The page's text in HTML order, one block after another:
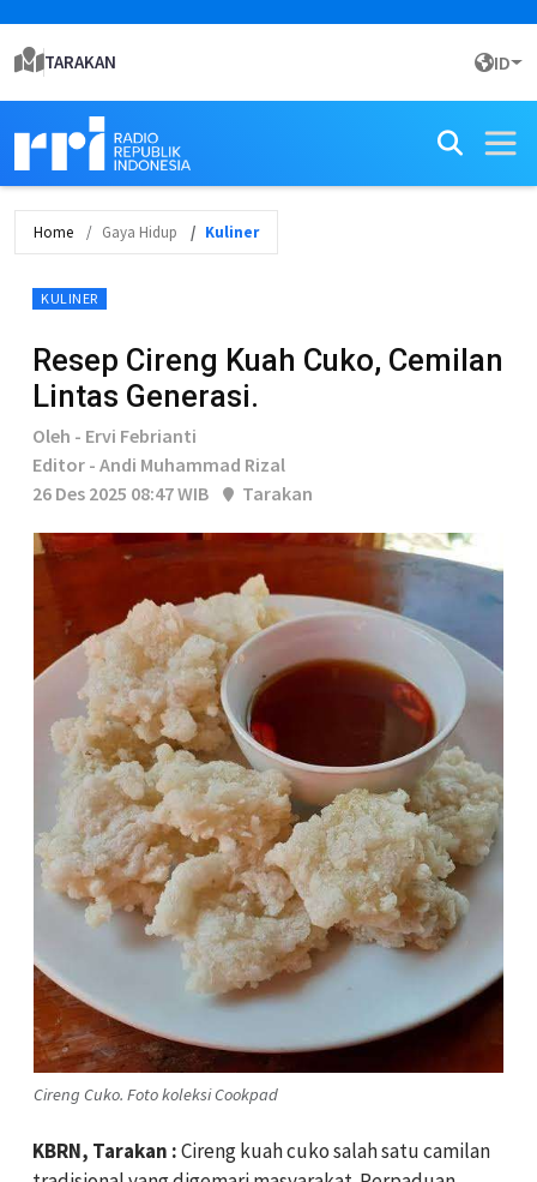
TARAKAN ID
Home Gaya Hidup Kuliner
KULINER
Resep Cireng Kuah Cuko, Cemilan
Lintas Generasi.
Oleh - Ervi Febrianti
Editor - Andi Muhammad Rizal
26 Des 2025 08:47 WIB
Tarakan
Cireng Cuko. Foto koleksi Cookpad
KBRN, Tarakan :Cireng kuah cuko salah satu camilan